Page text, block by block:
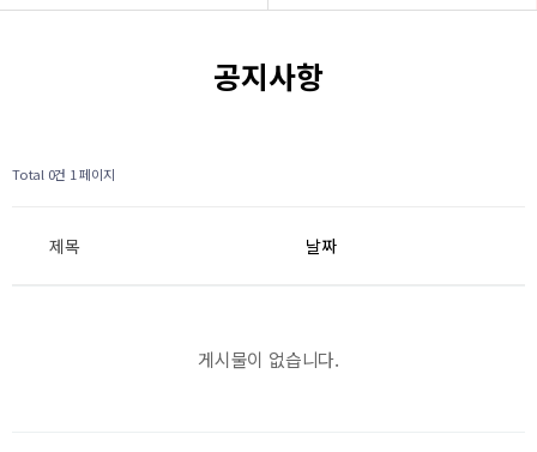
헤더설정
공지사항
Total 0건 1 페이지
제목 날짜
게시물이 없습니다.